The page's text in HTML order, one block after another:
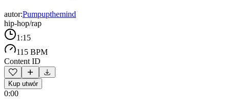
autor:Pumpupthemind
hip-hop/rap
1:15
115 BPM
Content ID
Kup utwór
0:00